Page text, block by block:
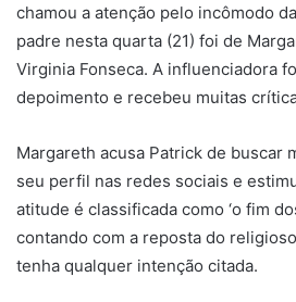
chamou a atenção pelo incômodo
padre nesta quarta (21) foi de
Virginia Fonseca. A influenciadora
depoimento e recebeu muitas
Margareth acusa Patrick de buscar
seu perfil nas redes sociais e
atitude é classificada como ‘o fim
contando com a reposta do
tenha qualquer intenção citada.